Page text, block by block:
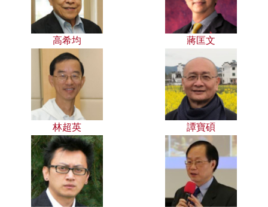
高希均 蔣匡文
林超英 譚寶碩